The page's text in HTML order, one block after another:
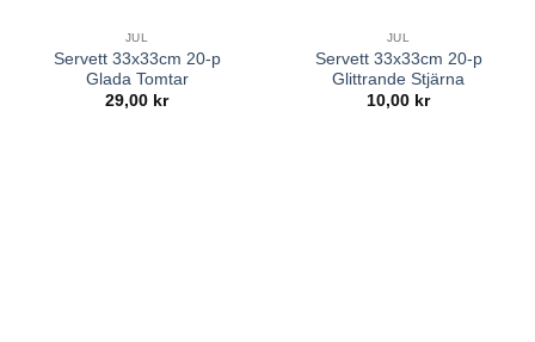
JUL
Servett 33x33cm 20-p
Glada Tomtar
29,00 kr
JUL
Servett 33x33cm 20-p
Glittrande Stjärna
10,00 kr